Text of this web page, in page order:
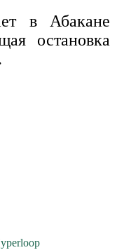
в Абакане
остановка